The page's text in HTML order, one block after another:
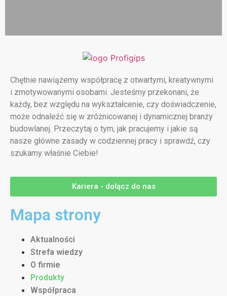
Chętnie nawiążemy współpracę z otwartymi, kreatywnymi
i zmotywowanymi osobami. Jesteśmy przekonani, że
każdy, bez względu na wykształcenie, czy doświadczenie,
może odnaleźć się w zróżnicowanej i dynamicznej branży
budowlanej. Przeczytaj o tym, jak pracujemy i jakie są
nasze główne zasady w codziennej pracy i sprawdź, czy
szukamy właśnie Ciebie!
Kariera - dołącz do nas
Mapa strony
Aktualności
Strefa wiedzy
O firmie
Produkty
Współpraca